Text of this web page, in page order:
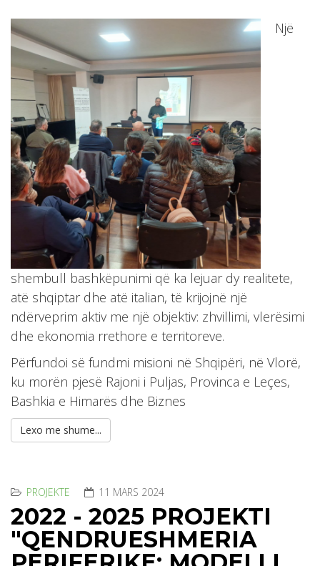
Një
shembull bashkëpunimi që ka lejuar dy realitete,
atë shqiptar dhe atë italian, të krijojnë një
ndërveprim aktiv me një objektiv: zhvillimi, vlerësimi
dhe ekonomia rrethore e territoreve.
Përfundoi së fundmi misioni në Shqipëri, në Vlorë,
ku morën pjesë Rajoni i Puljas, Provinca e Leçes,
Bashkia e Himarës dhe Biznes
Lexo me shume...
PROJEKTE 11 MARS 2024
2022 - 2025 PROJEKTI
"QENDRUESHMERIA